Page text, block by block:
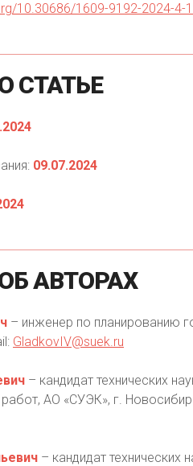
10.30686/1609-9192-2024-4-
СТАТЬЕ
09.07.2024
АВТОРАХ
– инженер по планированию
GladkovIV@suek.ru
– кандидат технических
АО «СУЭК», г.
– кандидат технических